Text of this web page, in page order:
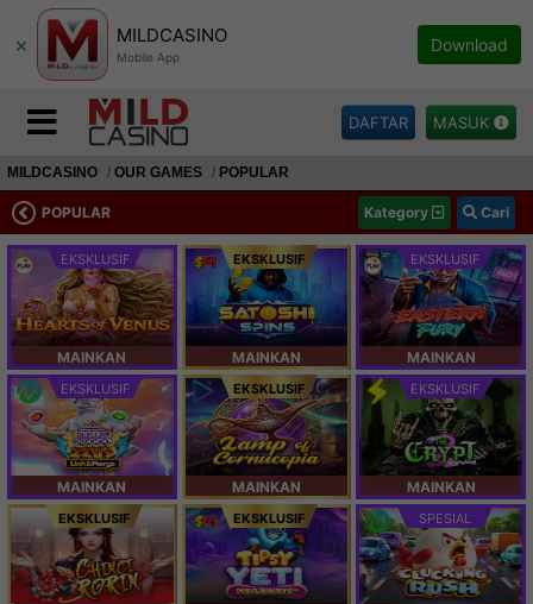
× MILDCASINO
Mobile App
Download
DAFTAR MASUK
MILDCASINO OUR GAMES POPULAR
POPULAR Kategory Cari
EKSKLUSIF
MAINKAN
EKSKLUSIF
MAINKAN
EKSKLUSIF
MAINKAN
EKSKLUSIF
MAINKAN
EKSKLUSIF
MAINKAN
EKSKLUSIF
MAINKAN
EKSKLUSIF EKSKLUSIF SPESIAL